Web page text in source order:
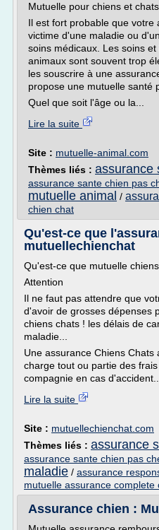
Mutuelle pour chiens et chats
Il est fort probable que votre
victime d'une maladie ou
soins médicaux. Les soins
animaux sont souvent trop
les souscrire à une
propose une mutuelle santé
Quel que soit l'âge ou la...
Lire la suite
Site : mutuelle-animal.com
Thèmes liés : assurance
assurance sante chien pas
mutuelle animal /
chien chat
Qu'est-ce que
mutuellechienchat
Qu'est-ce que mutuelle
Attention
Il ne faut pas attendre que
d'avoir de grosses dépenses
chiens chats ! les délais de
maladie...
Une assurance Chiens
charge tout ou partie des
compagnie en cas d'accident...
Lire la suite
Site : mutuellechienchat.com
Thèmes liés : assurance
assurance sante chien pas
maladie / assurance
mutuelle assurance complete
Assurance chien :